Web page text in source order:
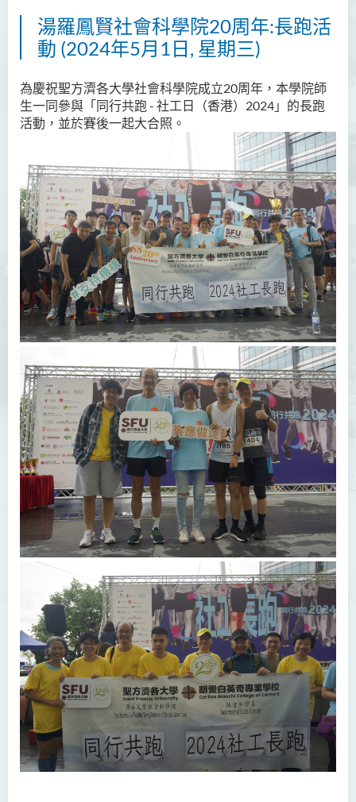
湯羅鳳賢社會科學院20周年:長跑活
動 (2024年5月1日, 星期三)
為慶祝聖方濟各大學社會科學院成立20周年，本學院師
生一同參與「同行共跑 - 社工日（香港）2024」的長跑
活動， 並於賽後一起大合照。